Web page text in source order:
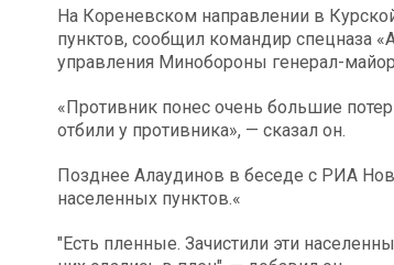
На Кореневском направлении в
пунктов, сообщил командир спецназа
управления Минобороны генерал-
«Противник понес очень большие
отбили у противника», — сказал он.
Позднее Алаудинов в беседе с РИА
населенных пунктов.«
"Есть пленные. Зачистили эти